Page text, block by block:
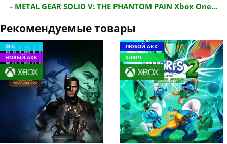
- METAL GEAR SOLID V: THE PHANTOM PAIN Xbox One...
Рекомендуемые товары
DLC
НОВЫЙ АКК
ЛЮБОЙ АКК
КЛЮЧ